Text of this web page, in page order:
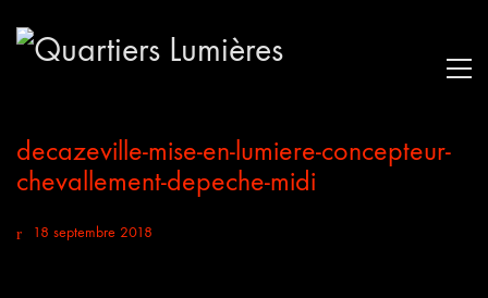
decazeville-mise-en-lumiere-concepteur-
chevallement-depeche-midi
18 septembre 2018